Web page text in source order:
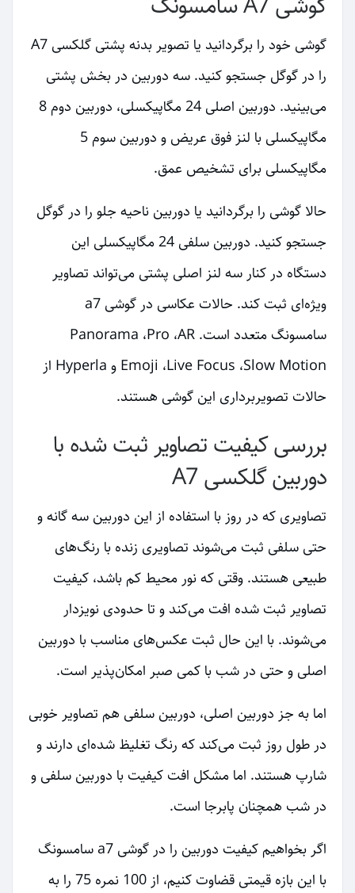
گوشی خود را برگردانید یا تصویر بدنه پشتی گلکسی A7
را در گوگل جستجو کنید. سه دوربین در بخش پشتی
می‌بینید. دوربین اصلی 24 مگاپیکسلی، دوربین دوم 8
مگاپیکسلی با لنز فوق عریض و دوربین سوم 5
مگاپیکسلی برای تشخیص عمق.
حالا گوشی را برگردانید یا دوربین ناحیه جلو را در گوگل
جستجو کنید. دوربین سلفی 24 مگاپیکسلی این
دستگاه در کنار سه لنز اصلی پشتی می‌تواند تصاویر
ویژه‌ای ثبت کند. حالات عکاسی در گوشی a7
سامسونگ متعدد است. Panorama ،Pro ،AR
Emoji ،Live Focus ،Slow Motion و Hyperla از
حالات تصویربرداری این گوشی هستند.
بررسی کیفیت تصاویر ثبت شده با
دوربین گلکسی A7
تصاویری که در روز با استفاده از این دوربین سه گانه و
حتی سلفی ثبت می‌شوند تصاویری زنده با رنگ‌های
طبیعی هستند. وقتی که نور محیط کم باشد، کیفیت
تصاویر ثبت شده افت می‌کند و تا حدودی نویزدار
می‌شوند. با این حال ثبت عکس‌های مناسب با دوربین
اصلی و حتی در شب با کمی صبر امکان‌پذیر است.
اما به جز دوربین اصلی، دوربین سلفی هم تصاویر خوبی
در طول روز ثبت می‌کند که رنگ تغلیظ شده‌ای دارند و
شارپ هستند. اما مشکل افت کیفیت با دوربین سلفی و
در شب همچنان پابرجا است.
اگر بخواهیم کیفیت دوربین را در گوشی a7 سامسونگ
با این بازه قیمتی قضاوت کنیم، از 100 نمره 75 را به